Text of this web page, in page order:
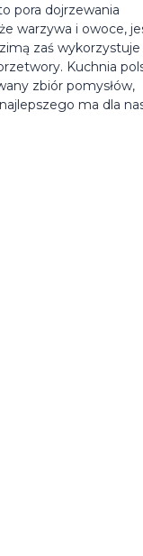
pora dojrzewania
warzywa i owoce,
zaś wykorzystuje
Kuchnia
zbiór pomysłów,
ma dla